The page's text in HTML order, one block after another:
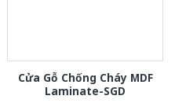
Cửa Gỗ Chống Cháy MDF
Laminate-SGD